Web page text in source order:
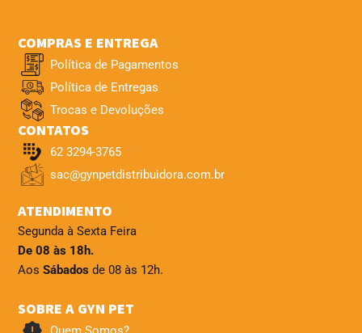
COMPRAS E ENTREGA
Política de Pagamentos
Política de Entregas
Trocas e Devoluções
CONTATOS
62 3294-3765
sac@gynpetdistribuidora.com.br
ATENDIMENTO
Segunda à Sexta Feira
De 08 às 18h.
Aos Sábados de 08 às 12h.
SOBRE A GYN PET